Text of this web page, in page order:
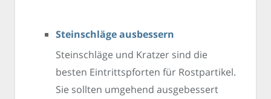
Steinschläge ausbessern
Steinschläge und Kratzer sind die
besten Eintrittspforten für Rostpartikel.
Sie sollten umgehend ausgebessert